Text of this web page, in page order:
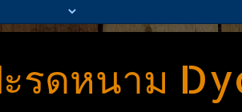
รดหนาม